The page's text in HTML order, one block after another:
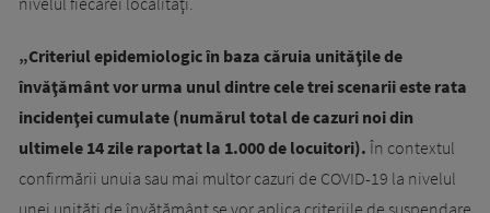
„Criteriul epidemiologic în baza căruia unităţile de
învăţământ vor urma unul dintre cele trei scenarii este rata
incidenţei cumulate (numărul total de cazuri noi din
ultimele 14 zile raportat la 1.000 de locuitori). În contextul
confirmării unuia sau mai multor cazuri de COVID-19 la nivelul